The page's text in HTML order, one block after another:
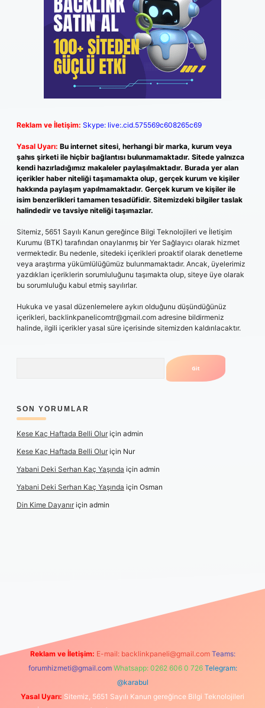
Reklam ve İletişim: Skype: live:.cid.575569c608265c69
Yasal Uyarı: Bu internet sitesi, herhangi bir marka, kurum veya
şahıs şirketi ile hiçbir bağlantısı bulunmamaktadır. Sitede yalnızca
kendi hazırladığımız makaleler paylaşılmaktadır. Burada yer alan
içerikler haber niteliği taşımamakta olup, gerçek kurum ve kişiler
hakkında paylaşım yapılmamaktadır. Gerçek kurum ve kişiler ile
isim benzerlikleri tamamen tesadüfidir. Sitemizdeki bilgiler taslak
halindedir ve tavsiye niteliği taşımazlar.
Sitemiz, 5651 Sayılı Kanun gereğince Bilgi Teknolojileri ve İletişim
Kurumu (BTK) tarafından onaylanmış bir Yer Sağlayıcı olarak hizmet
vermektedir. Bu nedenle, sitedeki içerikleri proaktif olarak denetleme
veya araştırma yükümlülüğümüz bulunmamaktadır. Ancak, üyelerimiz
yazdıkları içeriklerin sorumluluğunu taşımakta olup, siteye üye olarak
bu sorumluluğu kabul etmiş sayılırlar.
Hukuka ve yasal düzenlemelere aykırı olduğunu düşündüğünüz
içerikleri, backlinkpanelicomtr@gmail.com adresine bildirmeniz
halinde, ilgili içerikler yasal süre içerisinde sitemizden kaldırılacaktır.
SON YORUMLAR
Kese Kaç Haftada Belli Oluriçin admin
Kese Kaç Haftada Belli Oluriçin Nur
Yabani Deki Serhan Kaç Yaşında için admin
Yabani Deki Serhan Kaç Yaşında için Osman
Din Kime Dayanıriçin admin
Reklam ve İletişim: E-mail: backlinkpaneli@gmail.com Teams:
forumhizmeti@gmail.com Whatsapp: 0262 606 0 726 Telegram:
@karabul
Yasal Uyarı: Sitemiz, 5651 Sayılı Kanun gereğince Bilgi Teknolojileri